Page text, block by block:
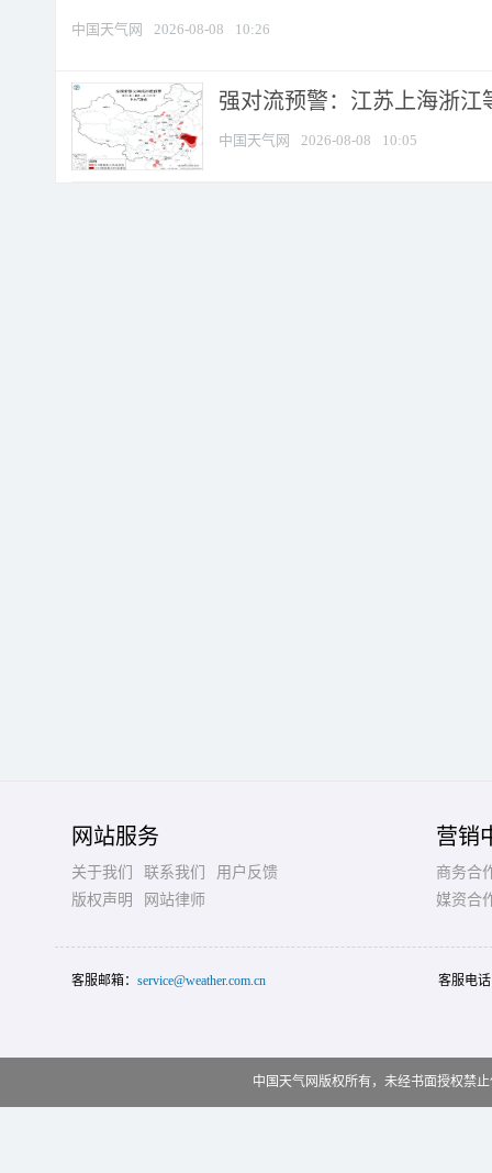
中国天气网 2026-08-08 10:26
强对流预警：江苏上海浙江
中国天气网 2026-08-08 10:05
网站服务
关于我们 联系我们
用户反馈
版权声明
网站律师
营销
商务合
媒资合
客服邮箱： service@weather.com.cn 客服电
中国天气网版权所有，未经书面授权